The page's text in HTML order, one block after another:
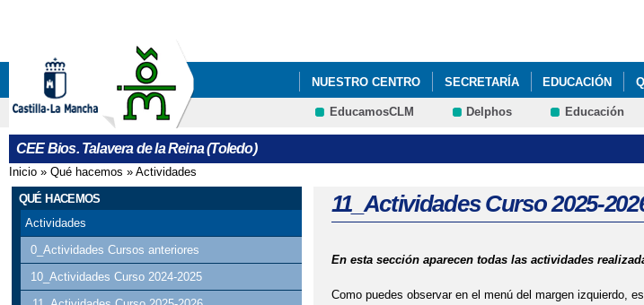
NUESTRO CENTRO SECRETARÍA EDUCACIÓN
EducamosCLM Delphos Educación
CEE Bios. Talavera de la Reina (Toledo)
Se encuentra usted aquí
Inicio » Qué hacemos » Actividades
QUÉ HACEMOS
Actividades
0_Actividades Cursos anteriores
10_Actividades Curso 2024-2025
11_Actividades Curso 2025-
En esta sección aparecen todas las actividades
Como puedes observar en el menú del margen izquierdo,